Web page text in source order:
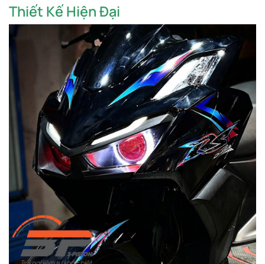
Thiết Kế Hiện Đại